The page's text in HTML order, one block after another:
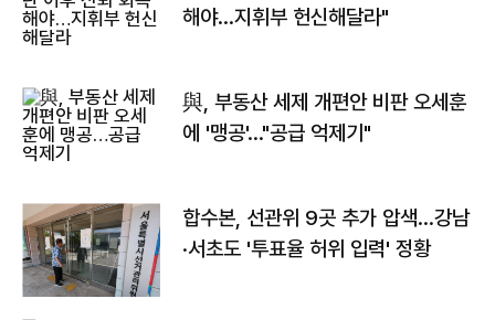
해야…지휘부 헌신해달라"
與, 부동산 세제 개편안 비판 오세훈
에 '맹공'…"공급 억제기"
합수본, 선관위 9곳 추가 압색…강남
·서초도 '투표율 허위 입력' 정황